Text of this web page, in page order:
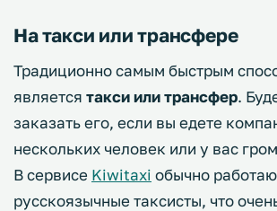
На такси или трансфере
Традиционно самым быстрым
является такси или трансфер.
заказать его, если вы едете
нескольких человек или у вас
В сервисе Kiwitaxi обычно
русскоязычные таксисты, что